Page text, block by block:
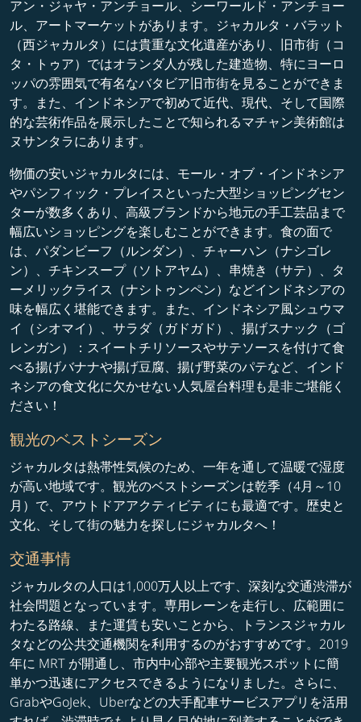
アン・ジャヤ・アンチョール、シーワールド・アンチョー
ル、アートマーケットがあります。ジャカルタ・バラット
（西ジャカルタ）には貴重な文化遺産があり、旧市街（コ
タ・トゥア）ではオランダ人が残した建造物、特にヨーロ
ッパの雰囲気で有名なバタビア旧市街を見ることができま
す。また、インドネシアで初めて近代、現代、そして国際
的な芸術作品を展示したことで知られるマチャン美術館は
ヌサンタラにあります。
物価の安いジャカルタには、モール・オブ・インドネシア
やパシフィック・プレイスといった大型ショッピングセン
ターが数多くあり、高級ブランドから地元の手工芸品まで
幅広いショッピングを楽しむことができます。食の面で
は、パダンビーフ（ルンダン）、チャーハン（ナシゴレ
ン）、チキンスープ（ソトアヤム）、串焼き（サテ）、タ
ーメリックライス（ナシトゥンペン）などインドネシアの
味を幅広く堪能できます。また、インドネシア風シュウマ
イ（シオマイ）、サラダ（ガドガド）、揚げスナック（ゴ
レンガン）：スイートチリソースやサテソースを付けて食
べる揚げバナナや揚げ豆腐、揚げ野菜のパテなど、インド
ネシアの食文化に欠かせない人気屋台料理も是非ご堪能く
ださい！
観光のベストシーズン
ジャカルタは熱帯性気候のため、一年を通して温暖で湿度
が高い地域です。観光のベストシーズンは乾季（4月～10
月）で、アウトドアアクティビティにも最適です。歴史と
文化、そして街の魅力を探しにジャカルタへ！
交通事情
ジャカルタの人口は1,000万人以上です、深刻な交通渋滞が
社会問題となっています。専用レーンを走行し、広範囲に
わたる路線、また運賃も安いことから、トランスジャカル
タなどの公共交通機関を利用するのがおすすめです。2019
年に MRT が開通し、市内中心部や主要観光スポットに簡
単かつ迅速にアクセスできるようになりました。さらに、
GrabやGoJek、Uberなどの大手配車サービスアプリを活用